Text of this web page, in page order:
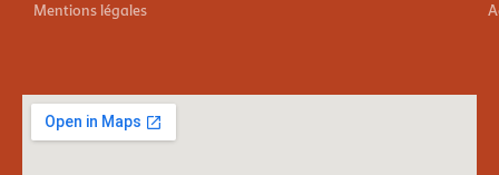
Mentions légales